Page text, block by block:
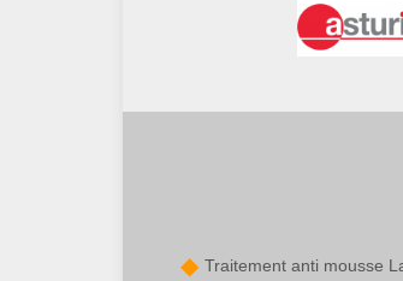
Traitement anti mousse